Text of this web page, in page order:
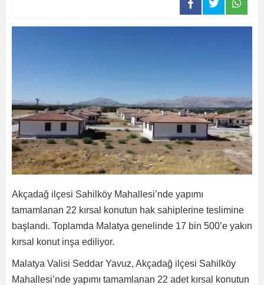
Akçadağ ilçesi Sahilköy Mahallesi’nde yapımı
tamamlanan 22 kırsal konutun hak sahiplerine teslimine
başlandı. Toplamda Malatya genelinde 17 bin 500’e yakın
kırsal konut inşa ediliyor.
Malatya Valisi Seddar Yavuz, Akçadağ ilçesi Sahilköy
Mahallesi’nde yapımı tamamlanan 22 adet kırsal konutun